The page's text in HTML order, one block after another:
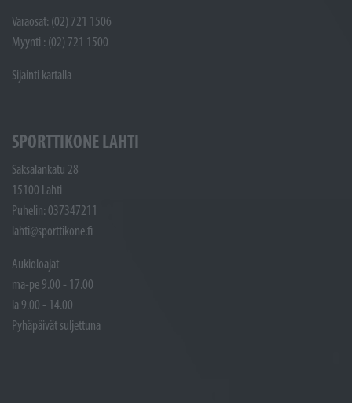
Varaosat: (02) 721 1506
Myynti : (02) 721 1500
Sijainti kartalla
SPORTTIKONE LAHTI
Saksalankatu 28
15100 Lahti
Puhelin: 037347211
lahti@sporttikone.fi
Aukioloajat
ma-pe 9.00 - 17.00
la 9.00 - 14.00
Pyhäpäivät suljettuna